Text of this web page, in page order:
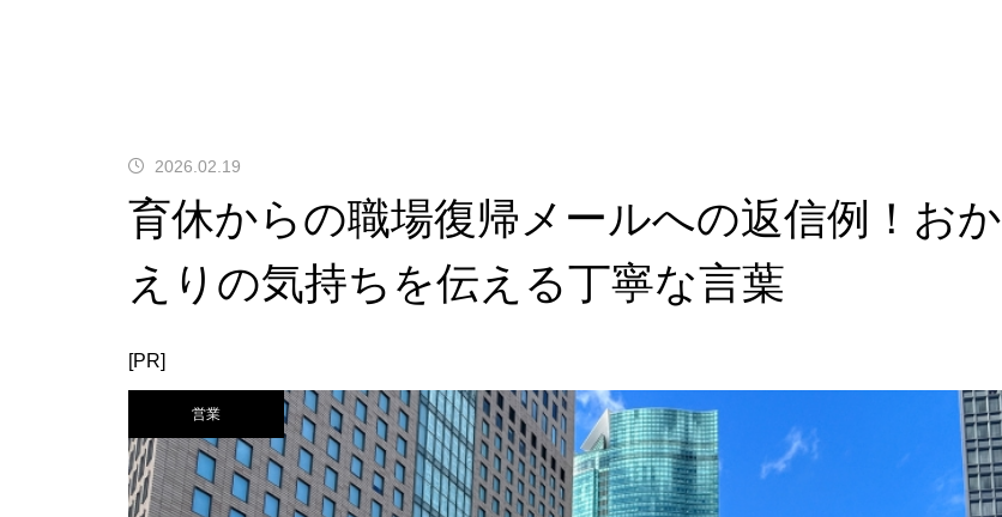
2026.02.19
育休からの職場復帰メールへの返信例！おか
えりの気持ちを伝える丁寧な言葉
[PR]
営業